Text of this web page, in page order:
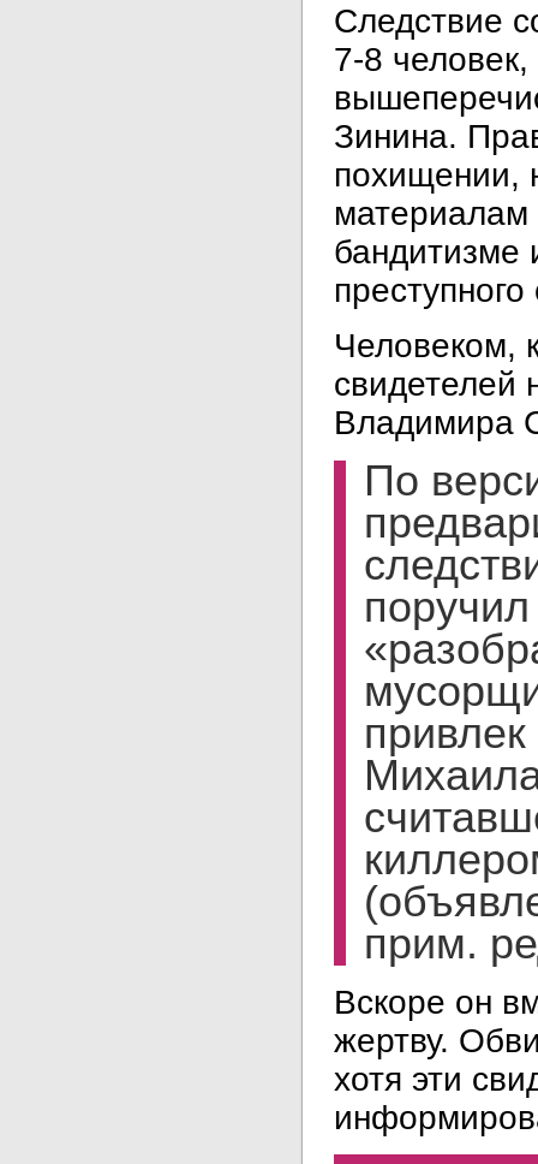
Следствие
7-8
Зинина.
похищении,
материалам
бандитизме
Человеком,
свидетелей
Владимира
По
прим.
Вскоре он
жертву.
хотя эти